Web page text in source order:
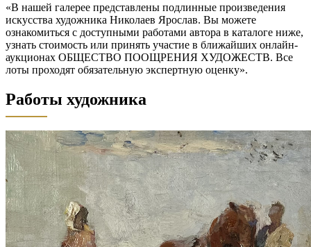
«В нашей галерее представлены подлинные произведения
искусства художника Николаев Ярослав. Вы можете
ознакомиться с доступными работами автора в каталоге ниже,
узнать стоимость или принять участие в ближайших онлайн-
аукционах ОБЩЕСТВО ПООЩРЕНИЯ ХУДОЖЕСТВ. Все
лоты проходят обязательную экспертную оценку».
Работы художника